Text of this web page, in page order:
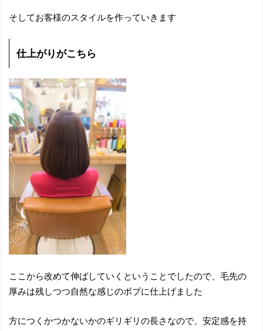
そしてお客様のスタイルを作っていきます
仕上がりがこちら
ここから改めて伸ばしていくということでしたので、毛先の
厚みは残しつつ自然な感じのボブに仕上げました
方につくかつかないかのギリギリの長さなので、安定感を持